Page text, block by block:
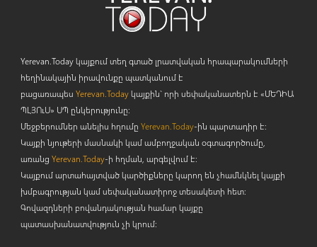
Yerevan.Today կայքում տեղ գտած լրատվական հրապարակումների
հեղինակային իրավունքը պատկանում է
բացառապես Yerevan.Todayկայքին` որի սեփականատերն է «ՄԵԴԻԱ
ՊԼՅՈւՍ» ՍՊ ընկերությունը։
Մեջբերումներ անելիս հղումը Yerevan.Today-ին պարտադիր է:
Կայքի նյութերի մասնակի կամ ամբողջական օգտագործումը,
առանց Yerevan.Today-ի հղման, արգելվում է:
Կայքում արտահայտված կարծիքները կարող են չհամնկնել կայքի
խմբագրության կամ սեփականատիրոջ տեսակետի հետ:
Գովազդների բովանդակության համար կայքը
պատասխանատվություն չի կրում: